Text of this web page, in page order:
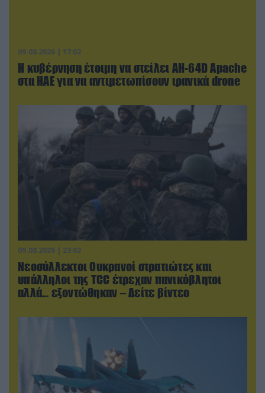
09.08.2026 | 17:02
Η κυβέρνηση έτοιμη να στείλει AH-64D Apache
στα ΗΑΕ για να αντιμετωπίσουν ιρανικά drone
09.08.2026 | 23:02
Νεοσύλλεκτοι Ουκρανοί στρατιώτες και
υπάλληλοι της TCC έτρεχαν πανικόβλητοι
αλλά… εξοντώθηκαν – Δείτε βίντεο